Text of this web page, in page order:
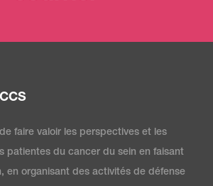
faire valoir les perspectives et les
patientes du cancer du sein en faisant
en organisant des activités de défense